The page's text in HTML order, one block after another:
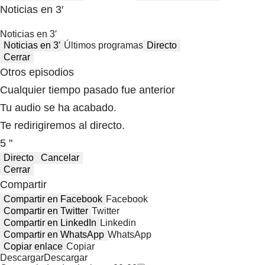
Noticias en 3′
Noticias en 3′
Noticias en 3′ Últimos programas Directo
Cerrar
Otros episodios
Cualquier tiempo pasado fue anterior
Tu audio se ha acabado.
Te redirigiremos al directo.
5 "
Directo
Cancelar
Cerrar
Compartir
Compartir en Facebook Facebook
Compartir en Twitter Twitter
Compartir en LinkedIn Linkedin
Compartir en WhatsApp WhatsApp
Copiar enlace Copiar
DescargarDescargar